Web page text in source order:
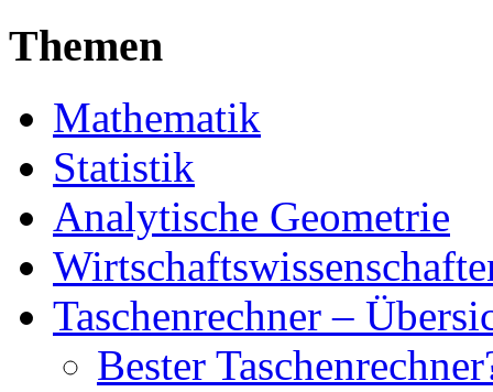
Themen
Mathematik
Statistik
Analytische Geometrie
Taschenrechner –
Bester